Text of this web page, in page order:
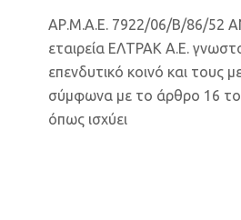
ΑΡ.Μ.Α.Ε. 7922/06/Β/86/52
εταιρεία ΕΛΤΡΑΚ Α.Ε.
επενδυτικό κοινό και τους
σύμφωνα με το άρθρο 16
όπως ισχύει